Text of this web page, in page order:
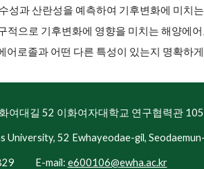
성과 산란성을 예측하여 기후변화에 미치
적으로 기후변화에 영향을 미치는 해양에
로졸과 어떤 다른 특성이 있는지 명확하
여대길 52 이화여자대학교 연구협력관
52 Ewhayeodae-gil,
E-mail: e600106@ewha.ac.kr